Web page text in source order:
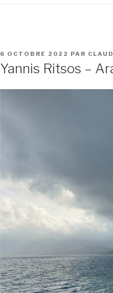
PUBLIÉ
6 OCTOBRE 2022 PAR
Yannis Ritsos –